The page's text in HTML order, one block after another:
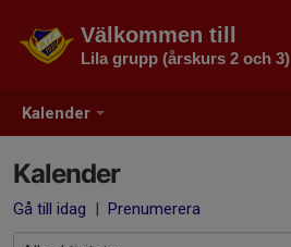
Kalender
Välkommen till
Lila grupp (årskurs 2 och 3)
Kalender
Gå till idag | Prenumerera